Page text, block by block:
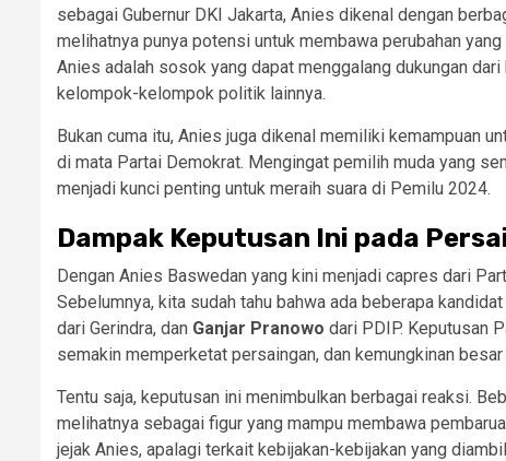
sebagai Gubernur DKI Jakarta, Anies dikenal dengan
melihatnya punya potensi untuk membawa perubahan
Anies adalah sosok yang dapat menggalang dukungan
kelompok-kelompok politik lainnya.
Bukan cuma itu, Anies juga dikenal memiliki kemampuan
di mata Partai Demokrat. Mengingat pemilih muda yang
menjadi kunci penting untuk meraih suara di Pemilu 2024.
Dampak Keputusan Ini pada
Dengan Anies Baswedan yang kini menjadi capres dari
Sebelumnya, kita sudah tahu bahwa ada beberapa
dari Gerindra, dan Ganjar Pranowo dari PDIP. Keputusan
semakin memperketat persaingan, dan kemungkinan
Tentu saja, keputusan ini menimbulkan berbagai reaksi.
melihatnya sebagai figur yang mampu membawa
jejak Anies, apalagi terkait kebijakan-kebijakan yang